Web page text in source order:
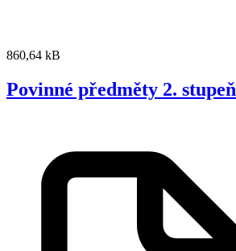
860,64 kB
Povinné předměty 2. stupeň